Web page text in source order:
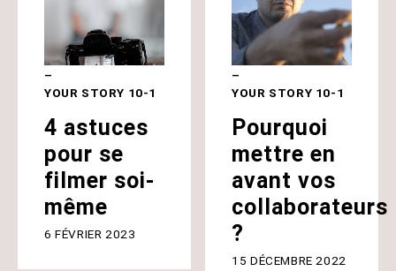
YOUR STORY 10-1
4 astuces
pour se
filmer soi-
même
6 FÉVRIER 2023
YOUR STORY 10-1
Pourquoi
mettre en
avant vos
collaborateurs
?
15 DÉCEMBRE 2022